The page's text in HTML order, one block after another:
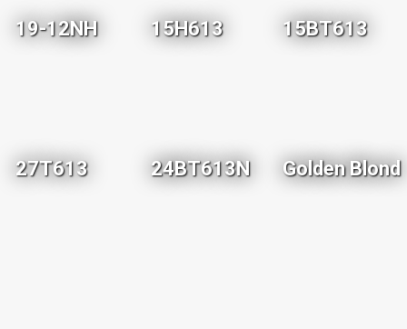
19-12NH 15H613 15BT613
27T613 24BT613N Golden Blond